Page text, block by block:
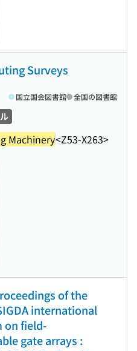
Surveys
Machinery<Z53-X263>
国立国会図書館 全国の図書館
of the
international
on field-
gate arrays :